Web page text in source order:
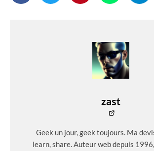
zast
Geek un jour, geek toujours. Ma
learn, share. Auteur web depuis